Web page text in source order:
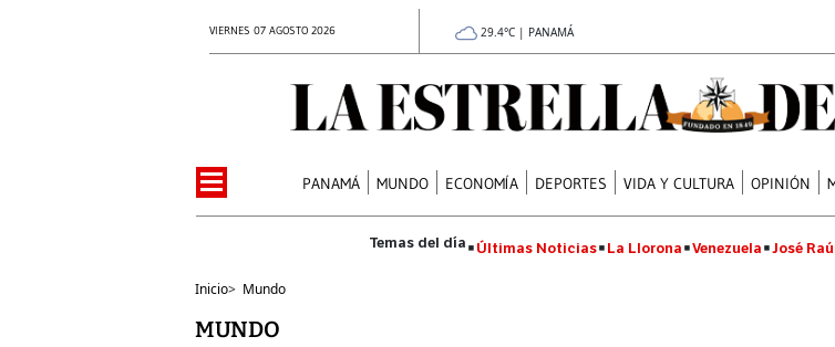
VIERNES 07 AGOSTO 2026 29.4°C | PANAMÁ
PANAMÁ MUNDO ECONOMÍA DEPORTES VIDA Y CULTURA OPINIÓN
Últimas Noticias La Llorona Venezuela José
Inicio> Mundo
MUNDO